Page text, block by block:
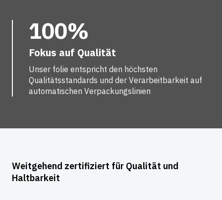
100%
Fokus auf Qualität
Unser folie entspricht den höchsten
Qualitätsstandards und der Verarbeitbarkeit auf
automatischen Verpackungslinien
Weitgehend zertifiziert für Qualität und
Haltbarkeit